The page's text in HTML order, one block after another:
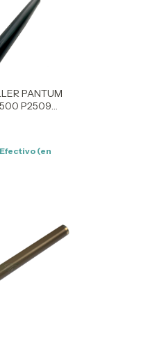
PANTUM
P2509
Efectivo (en